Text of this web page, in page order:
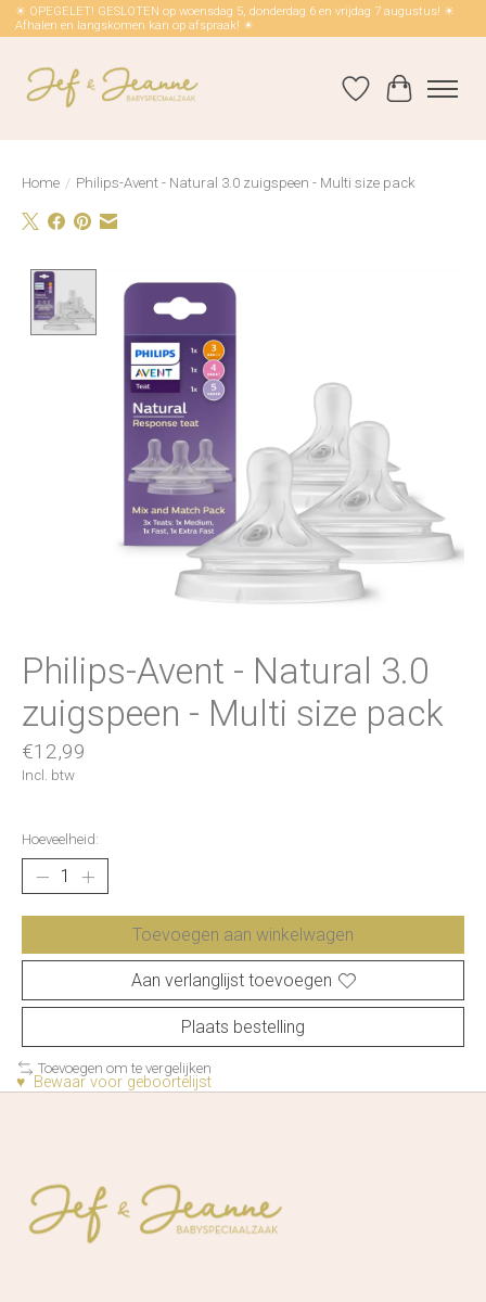
☀ OPEGELET! GESLOTEN op woensdag 5, donderdag 6 en vrijdag 7 augustus! ☀
Afhalen en langskomen kan op afspraak! ☀
Verlanglijst
Home / Philips-Avent - Natural 3.0 zuigspeen - Multi size pack
Product image slideshow Items
Philips-Avent - Natural 3.0
zuigspeen - Multi size pack
€12,99
Incl. btw
Hoeveelheid:
Toevoegen aan winkelwagen
Aan verlanglijst toevoegen
Plaats bestelling
Toevoegen om te vergelijken
♥ Bewaar voor geboortelijst